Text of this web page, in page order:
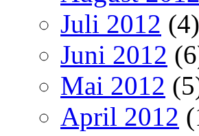
Juli 2012 (4)
Juni 2012
Mai 2012
April 2012